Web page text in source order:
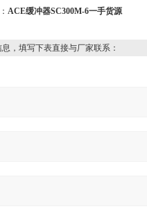
ACE缓冲器SC300M-6一手货源
，填写下表直接与厂家联系：